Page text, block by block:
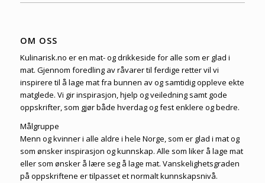
OM OSS
Kulinarisk.no er en mat- og drikkeside for alle som er glad i
mat. Gjennom foredling av råvarer til ferdige retter vil vi
inspirere til å lage mat fra bunnen av og samtidig oppleve ekte
matglede. Vi gir inspirasjon, hjelp og veiledning samt gode
oppskrifter, som gjør både hverdag og fest enklere og bedre.
Målgruppe
Menn og kvinner i alle aldre i hele Norge, som er glad i mat og
som ønsker inspirasjon og kunnskap. Alle som liker å lage mat
eller som ønsker å lære seg å lage mat. Vanskelighetsgraden
på oppskriftene er tilpasset et normalt kunnskapsnivå.